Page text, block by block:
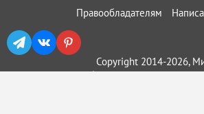
Правообладателям
Copyright 2014-2026,
бумажного